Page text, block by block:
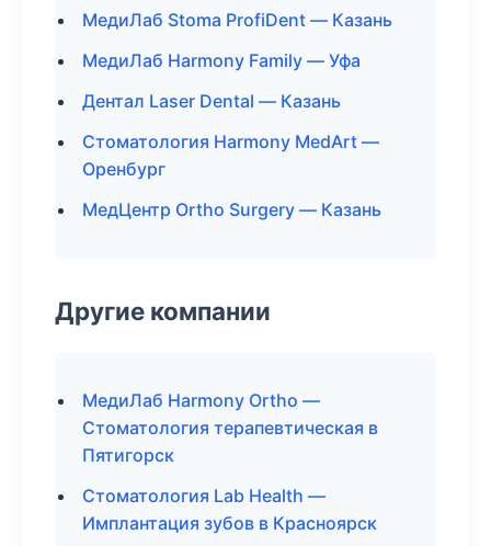
МедиЛаб Stoma ProfiDent — Казань
МедиЛаб Harmony Family — Уфа
Дентал Laser Dental — Казань
Стоматология Harmony MedArt —
Оренбург
МедЦентр Ortho Surgery — Казань
Другие компании
МедиЛаб Harmony Ortho —
Стоматология терапевтическая в
Пятигорск
Стоматология Lab Health —
Имплантация зубов в Красноярск